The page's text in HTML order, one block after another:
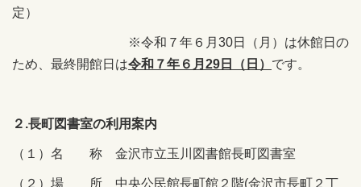
定）
※令和７年６月30日（月）は休館日の
ため、最終開館日は令和７年６月29日（日） です。
２.長町図書室の利用案内
（１）名 称 金沢市立玉川図書館長町図書室
（２）場 所 中央公民館長町館２階(金沢市長町２丁